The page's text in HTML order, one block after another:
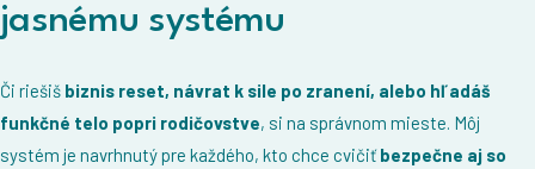
jasnému systému
Či riešiš biznis reset, návrat k sile po zranení, alebo hľadáš
funkčné telo popri rodičovstve, si na správnom mieste. Môj
systém je navrhnutý pre každého, kto chce cvičiťbezpečne aj so